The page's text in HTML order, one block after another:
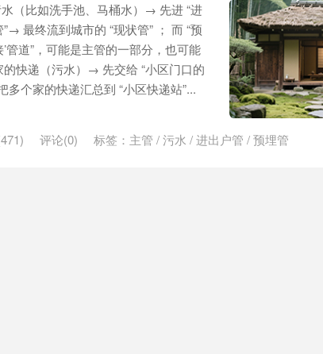
（比如洗手池、马桶水）→ 先进 “进
最终流到城市的 “现状管” ； 而 “预
管道”，可能是主管的一部分，也可能
的快递（污水）→ 先交给 “小区门口的
个家的快递汇总到 “小区快递站”...
评论(0) 标签： 主管 /污水 /进出户管 /预埋管